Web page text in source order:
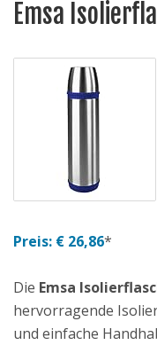
Emsa
Preis: € 26,86*
Die Emsa
hervorragende
und einfache